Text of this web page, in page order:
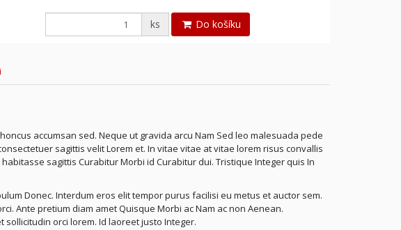
ks Do košíku
accumsan sed. Neque ut gravida arcu Nam Sed leo malesuada pede
sagittis velit Lorem et. In vitae vitae at vitae lorem risus convallis
sagittis Curabitur Morbi id Curabitur dui. Tristique Integer quis In
Donec. Interdum eros elit tempor purus facilisi eu metus et auctor sem.
Ante pretium diam amet Quisque Morbi ac Nam ac non Aenean.
orci lorem. Id laoreet justo Integer.